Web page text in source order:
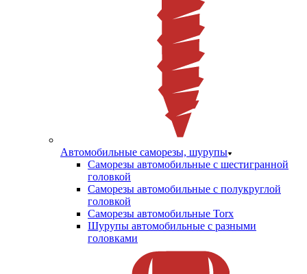
Автомобильные саморезы, шурупы
Саморезы автомобильные с шестигранной
головкой
Саморезы автомобильные с полукруглой
головкой
Саморезы автомобильные Torx
Шурупы автомобильные с разными
головками